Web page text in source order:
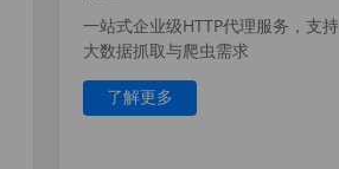
一站式企业级HTTP代理服务，支持
大数据抓取与爬虫需求
了解更多